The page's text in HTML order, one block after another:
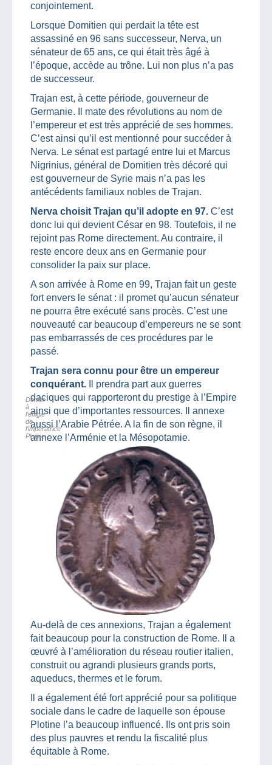
conjointement.
Lorsque Domitien qui perdait la tête est
assassiné en 96 sans successeur, Nerva, un
sénateur de 65 ans, ce qui était très âgé à
l’époque, accède au trône. Lui non plus n’a pas
de successeur.
Trajan est, à cette période, gouverneur de
Germanie. Il mate des révolutions au nom de
l’empereur et est très apprécié de ses hommes.
C’est ainsi qu’il est mentionné pour succéder à
Nerva. Le sénat est partagé entre lui et Marcus
Nigrinius, général de Domitien très décoré qui
est gouverneur de Syrie mais n’a pas les
antécédents familiaux nobles de Trajan.
Nerva choisit Trajan qu’il adopte en 97. C’est
donc lui qui devient César en 98. Toutefois, il ne
rejoint pas Rome directement. Au contraire, il
reste encore deux ans en Germanie pour
consolider la paix sur place.
A son arrivée à Rome en 99, Trajan fait un geste
fort envers le sénat : il promet qu’aucun sénateur
ne pourra être exécuté sans procès. C’est une
nouveauté car beaucoup d’empereurs ne se sont
pas embarrassés de ces procédures par le
passé.
Trajan sera connu pour être un empereur
conquérant. Il prendra part aux guerres
daciques qui rapporteront du prestige à l’Empire
ainsi que d’importantes ressources. Il annexe
aussi l’Arabie Pétrée. A la fin de son règne, il
annexe l’Arménie et la Mésopotamie.
Denier
à
l’effigie
de
l’impératrice
Plotine
Au-delà de ces annexions, Trajan a également
fait beaucoup pour la construction de Rome. Il a
œuvré à l’amélioration du réseau routier italien,
construit ou agrandi plusieurs grands ports,
aqueducs, thermes et le forum.
Il a également été fort apprécié pour sa politique
sociale dans le cadre de laquelle son épouse
Plotine l’a beaucoup influencé. Ils ont pris soin
des plus pauvres et rendu la fiscalité plus
équitable à Rome.